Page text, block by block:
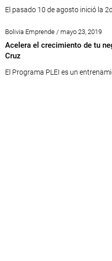
El pasado 10 de agosto inició la
Bolivia Emprende / mayo 23, 2019
Acelera el crecimiento de tu
Cruz
El Programa PLEI es un